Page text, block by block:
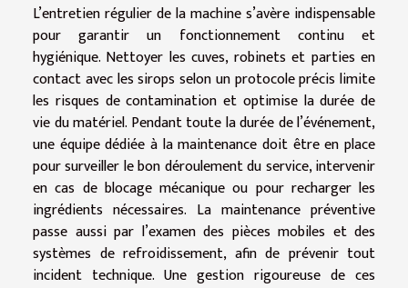
L’entretien régulier de la machine s’avère indispensable
pour garantir un fonctionnement continu et
hygiénique. Nettoyer les cuves, robinets et parties en
contact avec les sirops selon un protocole précis limite
les risques de contamination et optimise la durée de
vie du matériel. Pendant toute la durée de l’événement,
une équipe dédiée à la maintenance doit être en place
pour surveiller le bon déroulement du service, intervenir
en cas de blocage mécanique ou pour recharger les
ingrédients nécessaires. La maintenance préventive
passe aussi par l’examen des pièces mobiles et des
systèmes de refroidissement, afin de prévenir tout
incident technique. Une gestion rigoureuse de ces